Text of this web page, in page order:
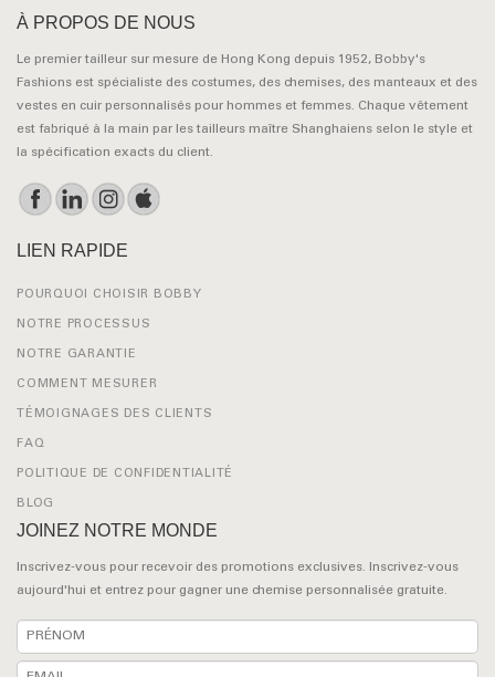
À PROPOS DE NOUS
Le premier tailleur sur mesure de Hong Kong depuis 1952, Bobby's
Fashions est spécialiste des costumes, des chemises, des manteaux et des
vestes en cuir personnalisés pour hommes et femmes. Chaque vêtement
est fabriqué à la main par les tailleurs maître Shanghaiens selon le style et
la spécification exacts du client.
LIEN RAPIDE
POURQUOI CHOISIR BOBBY
NOTRE PROCESSUS
NOTRE GARANTIE
COMMENT MESURER
TÉMOIGNAGES DES CLIENTS
FAQ
POLITIQUE DE CONFIDENTIALITÉ
BLOG
JOINEZ NOTRE MONDE
Inscrivez-vous pour recevoir des promotions exclusives. Inscrivez-vous
aujourd'hui et entrez pour gagner une chemise personnalisée gratuite.